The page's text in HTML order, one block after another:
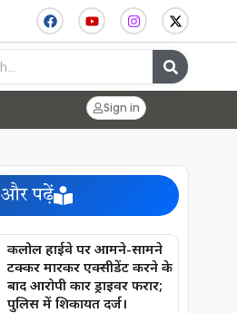
Sign in
और पढ़ें
कलोल हाईवे पर आमने-सामने
टक्कर मारकर एक्सीडेंट करने के
बाद आरोपी कार ड्राइवर फरार;
पुलिस में शिकायत दर्ज।